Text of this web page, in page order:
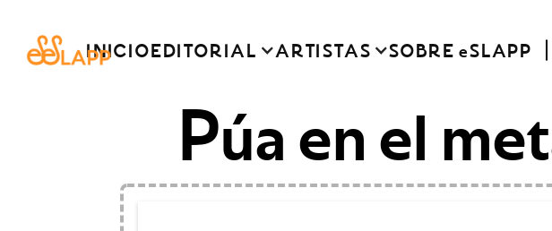
INICIOEDITORIAL ARTISTAS SOBRE eSLAPP
Púa en el